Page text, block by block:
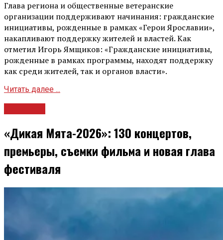
Глава региона и общественные ветеранские
организации поддерживают начинания: гражданские
инициативы, рожденные в рамках «Герои Ярославии»,
накапливают поддержку жителей и властей. Как
отметил Игорь Ямщиков: «Гражданские инициативы,
рожденные в рамках программы, находят поддержку
как среди жителей, так и органов власти».
Читать далее ...
«Дикая Мята-2026»: 130 концертов,
премьеры, съемки фильма и новая глава
фестиваля